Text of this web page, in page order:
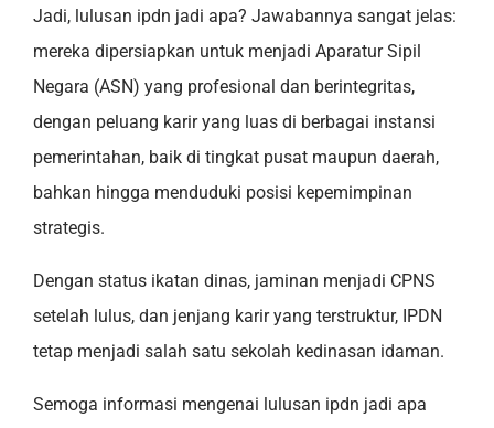
Jadi, lulusan ipdn jadi apa? Jawabannya sangat jelas:
mereka dipersiapkan untuk menjadi Aparatur Sipil
Negara (ASN) yang profesional dan berintegritas,
dengan peluang karir yang luas di berbagai instansi
pemerintahan, baik di tingkat pusat maupun daerah,
bahkan hingga menduduki posisi kepemimpinan
strategis.
Dengan status ikatan dinas, jaminan menjadi CPNS
setelah lulus, dan jenjang karir yang terstruktur, IPDN
tetap menjadi salah satu sekolah kedinasan idaman.
Semoga informasi mengenai lulusan ipdn jadi apa